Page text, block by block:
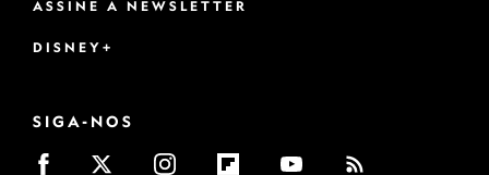
ASSINE A NEWSLETTER
DISNEY+
SIGA-NOS